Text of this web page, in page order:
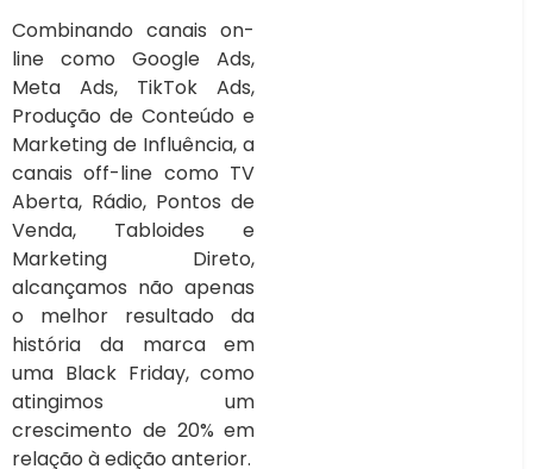
Combinando canais on-
line como Google Ads,
Meta Ads, TikTok Ads,
Produção de Conteúdo e
Marketing de Influência, a
canais off-line como TV
Aberta, Rádio, Pontos de
Venda, Tabloides e
Marketing Direto,
alcançamos não apenas
o melhor resultado da
história da marca em
uma Black Friday, como
atingimos um
crescimento de 20% em
relação à edição anterior.